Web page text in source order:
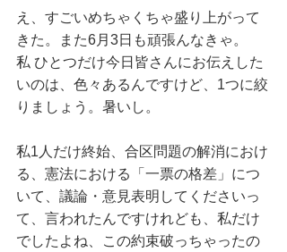
え、すごいめちゃくちゃ盛り上がって
きた。また6月3日も頑張んなきゃ。
私 ひとつだけ今日皆さんにお伝えした
いのは、色々あるんですけど、1つに絞
りましょう。暑いし。
私1人だけ終始、合区問題の解消におけ
る、憲法における「一票の格差」につ
いて、議論・意見表明してくださいっ
て、言われたんですけれども、私だけ
でしたよね、この約束破っちゃったの